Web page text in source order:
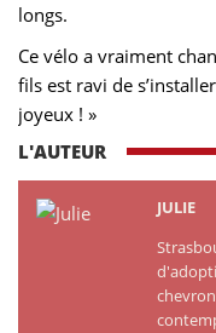
longs.
Ce vélo a vraiment
fils est ravi de
joyeux ! »
L'AUTEUR
JULIE